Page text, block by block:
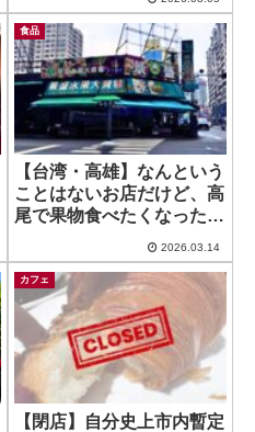
食品
【台湾・高雄】なんという
ことはないお店だけど、高
尾で果物食べたくなった時
水果行 Jingsheng
shuiguo hang
2026.03.14
カフェ
【閉店】自分史上市内暫定